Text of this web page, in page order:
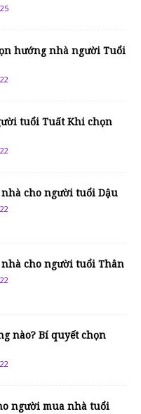
hướng nhà người Tuổi
tuổi Tuất Khi chọn
cho người tuổi Dậu
cho người tuổi Thân
nào? Bí quyết chọn
người mua nhà tuổi